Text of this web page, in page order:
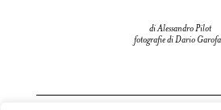
di Alessandro Pilot
fotografie di Dario